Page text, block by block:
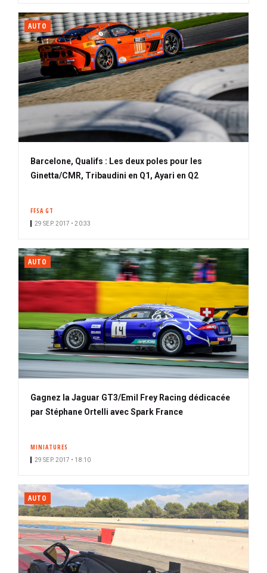
AUTO
Barcelone, Qualifs : Les deux poles pour les
Ginetta/CMR, Tribaudini en Q1, Ayari en Q2
FFSA GT
29 SEP. 2017 • 20:33
AUTO
Gagnez la Jaguar GT3/Emil Frey Racing dédicacée
par Stéphane Ortelli avec Spark France
MINIATURES
29 SEP. 2017 • 18:10
AUTO